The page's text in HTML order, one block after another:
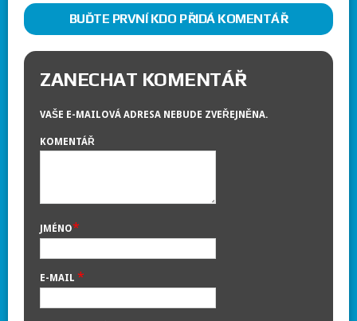
BUĎTE PRVNÍ KDO PŘIDÁ KOMENTÁŘ
ZANECHAT KOMENTÁŘ
VAŠE E-MAILOVÁ ADRESA NEBUDE ZVEŘEJNĚNA.
KOMENTÁŘ
JMÉNO*
E-MAIL *